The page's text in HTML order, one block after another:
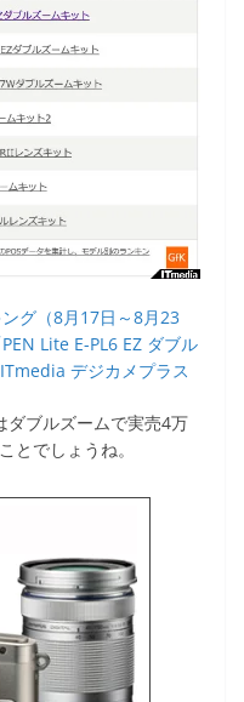
グ（8月17日～8月23
Lite E-PL6 EZ ダブル
デジカメプラス
ダブルズームで実売4万
とでしょうね。